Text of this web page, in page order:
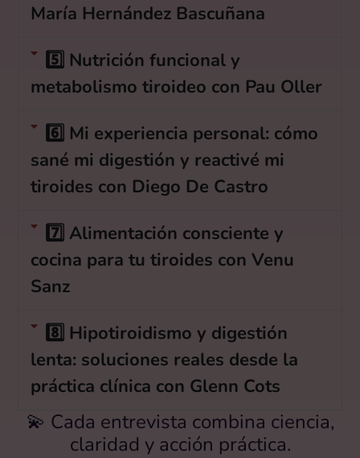
María Hernández Bascuñana
5️⃣ Nutrición funcional y
metabolismo tiroideo con Pau Oller
6️⃣ Mi experiencia personal: cómo
sané mi digestión y reactivé mi
tiroides con Diego De Castro
7️⃣ Alimentación consciente y
cocina para tu tiroides con Venu
Sanz
8️⃣ Hipotiroidismo y digestión
lenta: soluciones reales desde la
práctica clínica con Glenn Cots
💫 Cada entrevista combina ciencia,
claridad y acción práctica.